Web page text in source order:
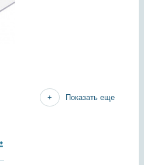
Показать еще